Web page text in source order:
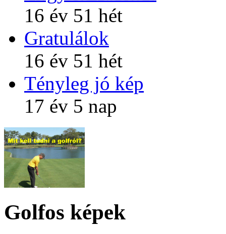
16 év 51 hét
Gratulálok
16 év 51 hét
Tényleg jó kép
17 év 5 nap
Golfos képek